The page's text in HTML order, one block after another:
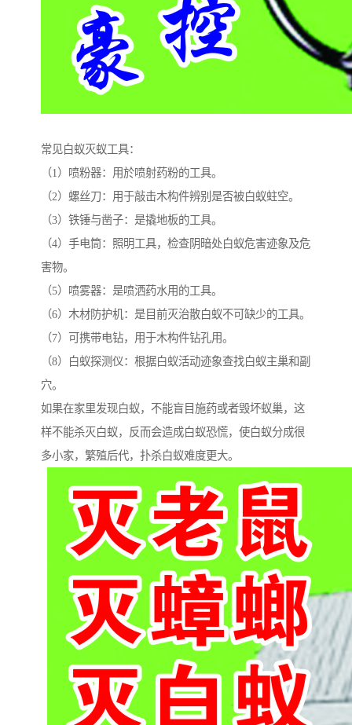
常见白蚁灭蚁工具：
（1）喷粉器：用於喷射药粉的工具。
（2）螺丝刀：用于敲击木构件辨别是否被白蚁蛀空。
（3）铁锤与凿子：是撬地板的工具。
（4）手电筒：照明工具，检查阴暗处白蚁危害迹象及危
害物。
（5）喷雾器：是喷洒药水用的工具。
（6）木材防护机：是目前灭治散白蚁不可缺少的工具。
（7）可携带电钻，用于木构件钻孔用。
（8）白蚁探测仪：根据白蚁活动迹象查找白蚁主巢和副
穴。
如果在家里发现白蚁，不能盲目施药或者毁坏蚁巢，这
样不能杀灭白蚁，反而会造成白蚁恐慌，使白蚁分成很
多小家，繁殖后代，扑杀白蚁难度更大。